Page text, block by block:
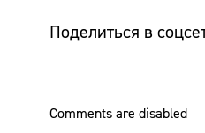
Поделиться в
Comments are disabled